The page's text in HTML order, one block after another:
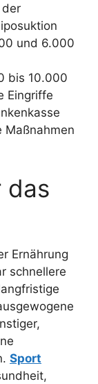
der
und 6.000
bis 10.000
Eingriffe
Maßnahmen
das
Ernährung
schnellere
Sport